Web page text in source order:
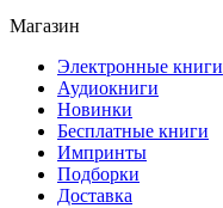
Магазин
Электронные книги
Аудиокниги
Новинки
Бесплатные книги
Импринты
Подборки
Доставка